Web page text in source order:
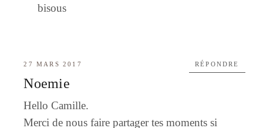
bisous
27 MARS 2017
Noemie
Hello Camille.
Merci de nous faire partager tes moments si
RÉPONDRE